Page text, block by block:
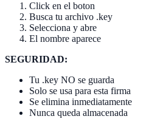
Click en el boton
Busca tu archivo .key
Selecciona y abre
El nombre aparece
SEGURIDAD:
Tu .key NO se guarda
Solo se usa para esta firma
Se elimina inmediatamente
Nunca queda almacenada